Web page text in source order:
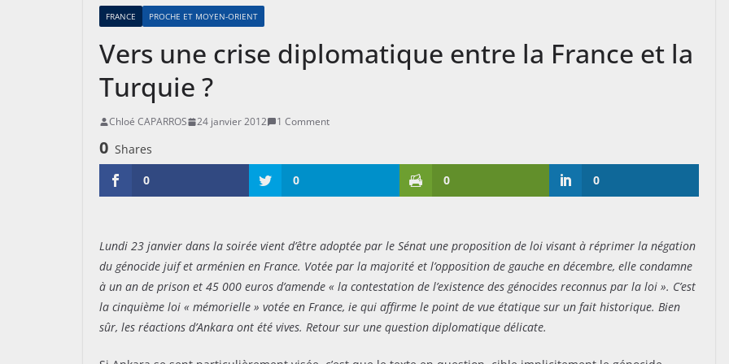
FRANCE PROCHE ET MOYEN-ORIENT
Vers une crise diplomatique entre la France et la
Turquie ?
Chloé CAPARROS 24 janvier 2012 1 Comment
0 Shares
0
0 0 0
Lundi 23 janvier dans la soirée vient d’être adoptée par le Sénat une proposition de loi visant à réprimer la négation
du génocide juif et arménien en France. Votée par la majorité et l’opposition de gauche en décembre, elle condamne
à un an de prison et 45 000 euros d’amende « la contestation de l’existence des génocides reconnus par la loi ». C’est
la cinquième loi « mémorielle » votée en France, ie qui affirme le point de vue étatique sur un fait historique. Bien
sûr, les réactions d’Ankara ont été vives. Retour sur une question diplomatique délicate.